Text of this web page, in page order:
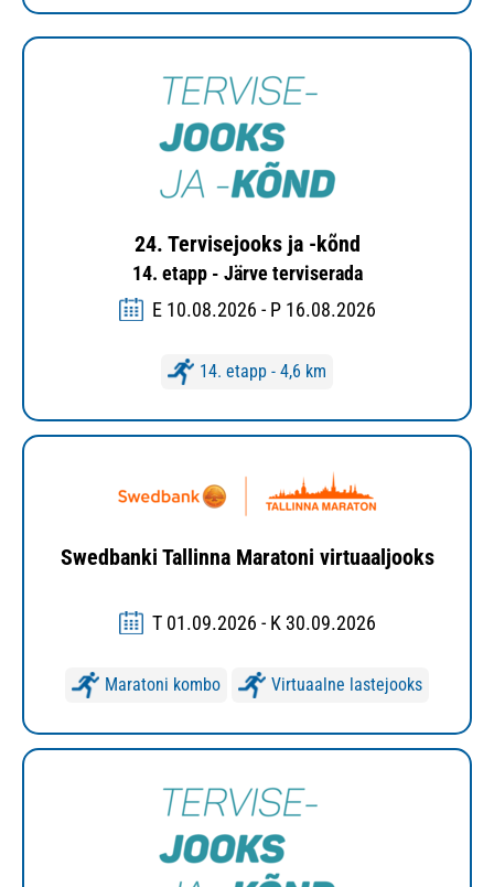
24. Tervisejooks ja -kõnd
14. etapp - Järve terviserada
E 10.08.2026 - P 16.08.2026
14. etapp - 4,6 km
Swedbanki Tallinna Maratoni virtuaaljooks
T 01.09.2026 - K 30.09.2026
Maratoni kombo Virtuaalne lastejooks